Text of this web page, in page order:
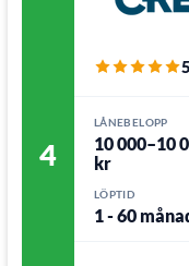
4
LÅNEBELOPP
10 000–10
kr
LÖPTID
1 - 60